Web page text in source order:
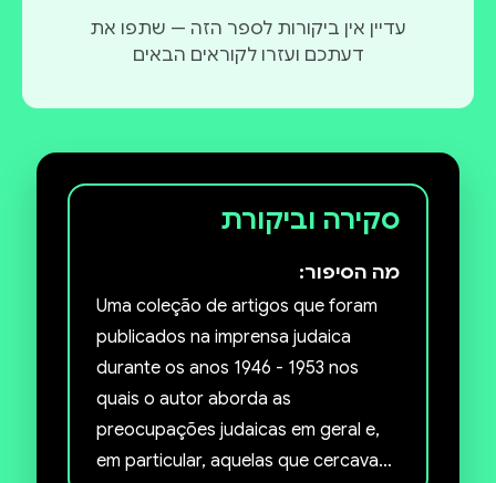
עדיין אין ביקורות לספר הזה — שתפו את
דעתכם ועזרו לקוראים הבאים
סקירה וביקורת
מה הסיפור:
Uma coleção de artigos que foram
publicados na imprensa judaica
durante os anos 1946 - 1953 nos
quais o autor aborda as
preocupações judaicas em geral e,
em particular, aquelas que cercavam